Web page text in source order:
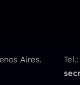
Aires.
Tel.: